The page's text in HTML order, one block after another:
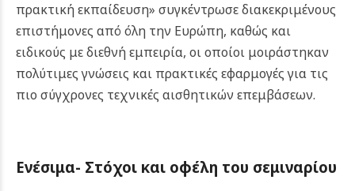
πρακτική εκπαίδευση» συγκέντρωσε διακεκριμένους
επιστήμονες από όλη την Ευρώπη, καθώς και
ειδικούς με διεθνή εμπειρία, οι οποίοι μοιράστηκαν
πολύτιμες γνώσεις και πρακτικές εφαρμογές για τις
πιο σύγχρονες τεχνικές αισθητικών επεμβάσεων.
Ενέσιμα- Στόχοι και οφέλη του σεμιναρίου